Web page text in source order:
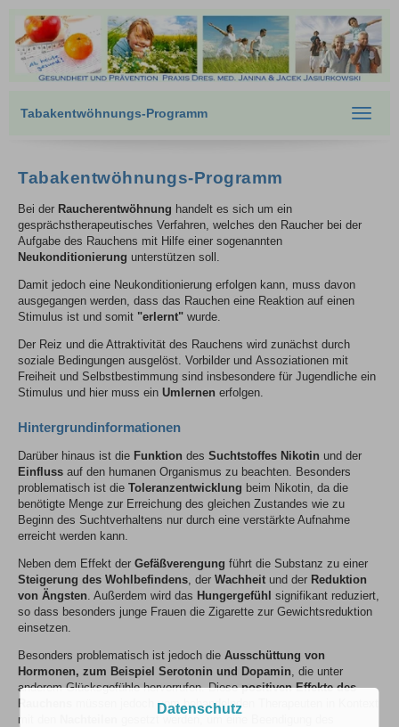
Tabakentwöhnungs-Programm
Toggle
Tabakentwöhnungs-Programm
Bei der Raucherentwöhnung handelt es sich um ein
gesprächstherapeutisches Verfahren, welches den Raucher bei der
Aufgabe des Rauchens mit Hilfe einer sogenannten
Neukonditionierung unterstützen soll.
Damit jedoch eine Neukonditionierung erfolgen kann, muss davon
ausgegangen werden, dass das Rauchen eine Reaktion auf einen
Stimulus ist und somit "erlernt" wurde.
Der Reiz und die Attraktivität des Rauchens wird zunächst durch
soziale Bedingungen ausgelöst. Vorbilder und Assoziationen mit
Freiheit und Selbstbestimmung sind insbesondere für Jugendliche ein
Stimulus und hier muss ein Umlernen erfolgen.
Hintergrundinformationen
Darüber hinaus ist die Funktion des Suchtstoffes Nikotin und der
Einfluss auf den humanen Organismus zu beachten. Besonders
problematisch ist die Toleranzentwicklung beim Nikotin, da die
benötigte Menge zur Erreichung des gleichen Zustandes wie zu
Beginn des Suchtverhaltens nur durch eine verstärkte Aufnahme
erreicht werden kann.
Neben dem Effekt der Gefäßverengung führt die Substanz zu einer
Steigerung des Wohlbefindens, der Wachheit und der Reduktion
von Ängsten. Außerdem wird das Hungergefühl signifikant reduziert,
so dass besonders junge Frauen die Zigarette zur Gewichtsreduktion
einsetzen.
Besonders problematisch ist jedoch die Ausschüttung von
Hormonen, zum Beispiel Serotonin und Dopamin, die unter
anderem Glücksgefühle hervorrufen. Diesepositiven Effekte des
müssen jedoch vom behandelnden Therapeuten in Kontext
mit den
Datenschutz